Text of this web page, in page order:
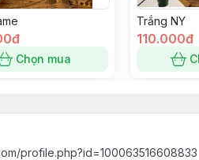
Chọn mua
Trắng NY
110.000đ
profile.php?id=100063516608833